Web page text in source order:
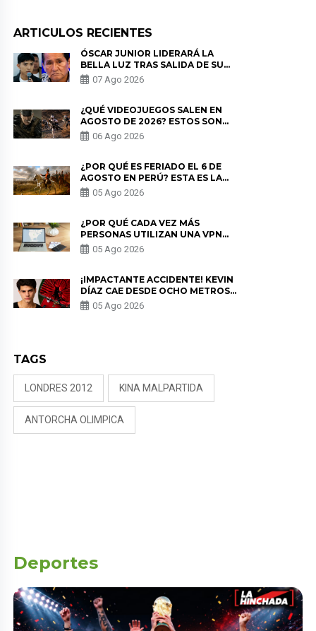
ARTICULOS RECIENTES
ÓSCAR JUNIOR LIDERARÁ LA
BELLA LUZ TRAS SALIDA DE SU
PADRE POR POLÉMICA CON
NALDY SALDAÑA
07 Ago 2026
¿QUÉ VIDEOJUEGOS SALEN EN
AGOSTO DE 2026? ESTOS SON
LOS ESTRENOS MÁS ESPERADOS
06 Ago 2026
¿POR QUÉ ES FERIADO EL 6 DE
AGOSTO EN PERÚ? ESTA ES LA
HISTORIA
05 Ago 2026
¿POR QUÉ CADA VEZ MÁS
PERSONAS UTILIZAN UNA VPN
PARA PROTEGER SU
PRIVACIDAD?
05 Ago 2026
¡IMPACTANTE ACCIDENTE! KEVIN
DÍAZ CAE DESDE OCHO METROS
EN “ESTO ES GUERRA” Y GENERA
PREOCUPACIÓN
05 Ago 2026
TAGS
LONDRES 2012 KINA MALPARTIDA
ANTORCHA OLIMPICA
Deportes